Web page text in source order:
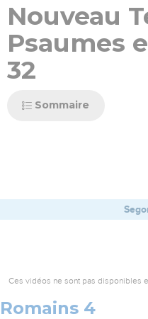
Nouveau
Psaumes
32
Sommaire
Ces vidéos ne sont pas disponibles
Romains 4